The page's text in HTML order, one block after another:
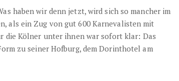
haben wir denn jetzt, wird sich so mancher im
als ein Zug von gut 600 Karnevalisten mit
die Kölner unter ihnen war sofort klar: Das
zu seiner Hofburg, dem Dorinthotel am